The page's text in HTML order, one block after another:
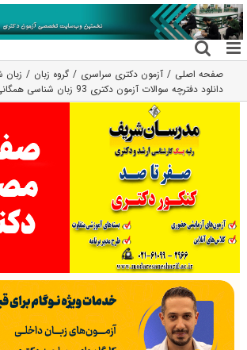
رفتن
به
محتوا
صفحه اصلی آزمون دکتری سراسری گروه زبان
زبان
دانلود دفترچه سوالات آزمون دکتری 93 زبان شناسی همگانی کد 2810